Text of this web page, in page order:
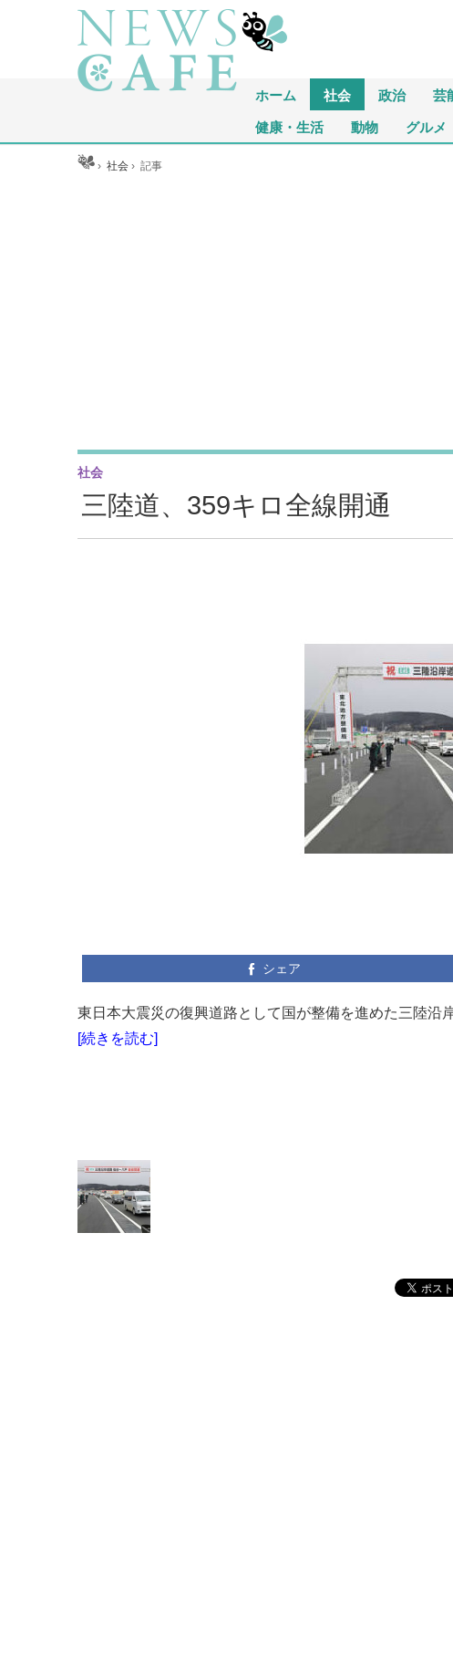
ホーム 社会 政治 芸
健康・生活 動物 グルメ
ホーム ›社会 ›記事
三陸道、359キロ全線開通
社会
シェア
東日本大震災の復興道路として国が整備を進めた三陸沿
[続きを読む]